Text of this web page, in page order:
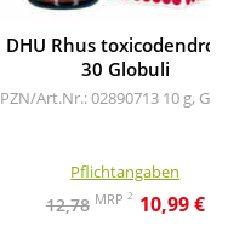
DHU Rhus
30 Globuli
PZN/Art.Nr.: 02890713 10 g,
Pflichtangaben
12,78 MRP 2 10,99 €